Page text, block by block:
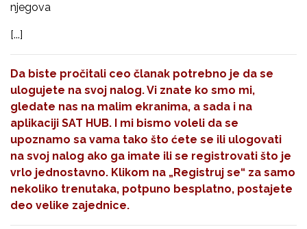
njegova
[...]
Da biste pročitali ceo članak potrebno je da se
ulogujete na svoj nalog. Vi znate ko smo mi,
gledate nas na malim ekranima, a sada i na
aplikaciji SAT HUB. I mi bismo voleli da se
upoznamo sa vama tako što ćete se ili ulogovati
na svoj nalog ako ga imate ili se registrovati što je
vrlo jednostavno. Klikom na „Registruj se“ za samo
nekoliko trenutaka, potpuno besplatno, postajete
deo velike zajednice.